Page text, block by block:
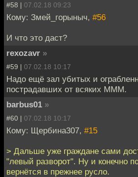
#58 | 07.02.18 09:23
Кому: Змей_горыныч, #56
И что это даст?
rexozavr »
#59 | 07.02.18 10:17
Надо ещё зал убитых и
пострадавших от всяких МММ.
barbus01 »
#60 | 07.02.18 10:17
Кому: Щербина307, #15
> Дальше уже граждане сами
"левый разворот". Ну и конечно
вернётся в прежнее русло.